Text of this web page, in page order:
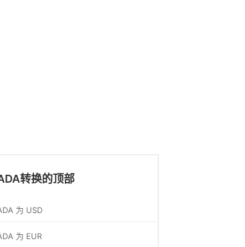
转换的顶部
为 USD
为 EUR